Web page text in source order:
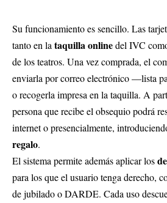
Su funcionamiento es sencillo. Las
tanto en la taquilla onlinedel IVC
de los teatros. Una vez comprada, el
enviarla por correo electrónico —lista
o recogerla impresa en la taquilla. A
persona que recibe el obsequio podrá
internet o presencialmente,
regalo.
El sistema permite además aplicar los
para los que el usuario tenga derecho,
de jubilado o DARDE. Cada uso